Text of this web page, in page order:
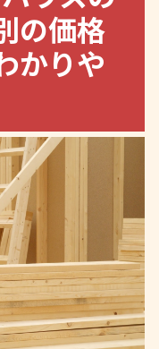
の価格
かりや